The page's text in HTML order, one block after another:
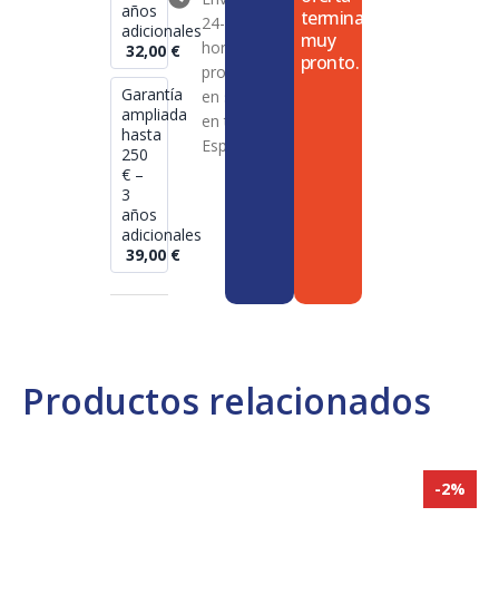
Productos relacionados
-2%
años
adicionales
32,00 €
Garantía
ampliada
hasta
250
€ –
3
años
adicionales
39,00 €
24-72
horas en
productos
en stock
en toda
España
termina
muy
pronto.